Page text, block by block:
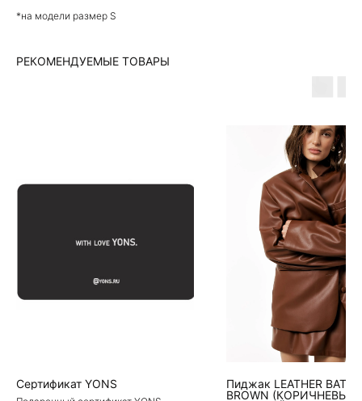
*на модели размер S
РЕКОМЕНДУЕМЫЕ ТОВАРЫ
Сертификат YONS
Пиджак LEATHER BATYA
BROWN (КОРИЧНЕВЫЙ